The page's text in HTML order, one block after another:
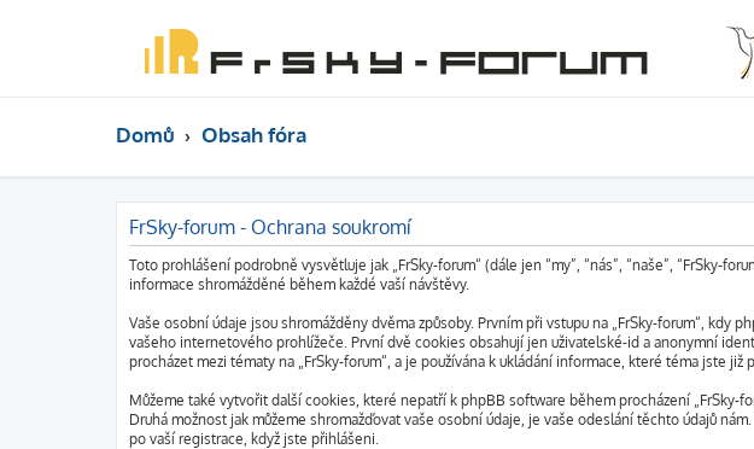
Domů Obsah fóra
FrSky-forum - Ochrana soukromí
Toto prohlášení podrobně vysvětluje jak „FrSky-forum“ (dále jen “my”, “nás”, “naše”, “FrSky-
informace shromážděné během každé vaší návštěvy.
Vaše osobní údaje jsou shromážděny dvěma způsoby. Prvním při vstupu na „FrSky-forum“,
vašeho internetového prohlížeče. První dvě cookies obsahují jen uživatelské-id a anonymní
procházet mezi tématy na „FrSky-forum“, a je používána k ukládání informace, které téma jste
Můžeme také vytvořit další cookies, které nepatří k phpBB software během procházení
Druhá možnost jak můžeme shromažďovat vaše osobní údaje, je vaše odeslání těchto údajů
po vaší registrace, když jste přihlášeni.